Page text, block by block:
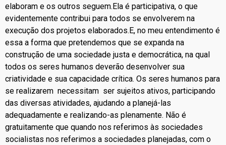
elaboram e os outros seguem.Ela é participativa, o que
evidentemente contribui para todos se envolverem na
execução dos projetos elaborados.E, no meu entendimento é
essa a forma que pretendemos que se expanda na
construção de uma sociedade justa e democrática, na qual
todos os seres humanos deverão desenvolver sua
criatividade e sua capacidade crítica. Os seres humanos para
se realizarem necessitam ser sujeitos ativos, participando
das diversas atividades, ajudando a planejá-las
adequadamente e realizando-as plenamente. Não é
gratuitamente que quando nos referimos às sociedades
socialistas nos referimos a sociedades planejadas, com o